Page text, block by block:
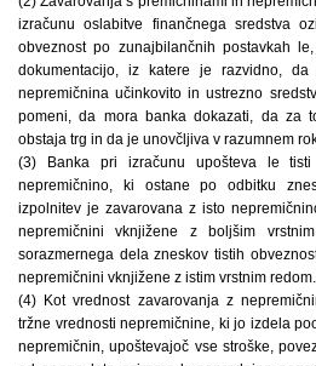
izračunu oslabitve finančnega sredstva
obveznost po zunajbilančnih postavkah
dokumentacijo, iz katere je razvidno,
nepremičnina učinkovito in ustrezno
pomeni, da mora banka dokazati, da za
obstaja trg in da je unovčljiva v razumnem
(3) Banka pri izračunu upošteva le
nepremičnino, ki ostane po odbitku
izpolnitev je zavarovana z isto
nepremičnini vknjižene z boljšim
sorazmernega dela zneskov tistih
nepremičnini vknjižene z istim vrstnim redom.
(4) Kot vrednost zavarovanja z
tržne vrednosti nepremičnine, ki jo izdela
nepremičnin, upoštevajoč vse stroške,